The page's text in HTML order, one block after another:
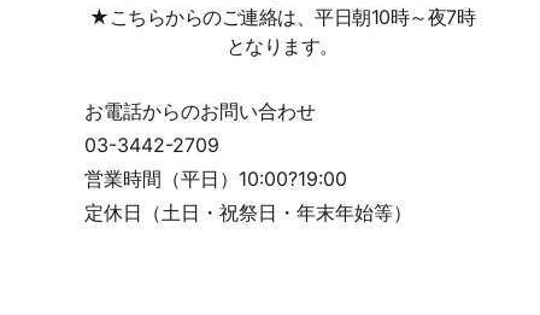
★こちらからのご連絡は、平日朝10時～夜7時
となります。
お電話からのお問い合わせ
03-3442-2709
営業時間（平日）10:00?19:00
定休日（土日・祝祭日・年末年始等）